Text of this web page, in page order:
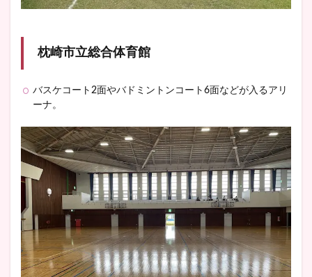
枕崎市立総合体育館
バスケコート2面やバドミントンコート6面などが入るアリ
ーナ。